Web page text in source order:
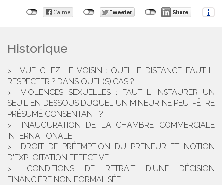
Historique
VUE CHEZ LE VOISIN : QUELLE DISTANCE FAUT-IL
RESPECTER ? DANS QUEL(S) CAS ?
VIOLENCES SEXUELLES : FAUT-IL INSTAURER UN
SEUIL EN DESSOUS DUQUEL UN MINEUR NE PEUT-ÊTRE
PRÉSUMÉ CONSENTANT ?
INAUGURATION DE LA CHAMBRE COMMERCIALE
INTERNATIONALE
DROIT DE PRÉEMPTION DU PRENEUR ET NOTION
D'EXPLOITATION EFFECTIVE
CONDITIONS DE RETRAIT D'UNE DÉCISION
FINANCIÈRE NON FORMALISÉE